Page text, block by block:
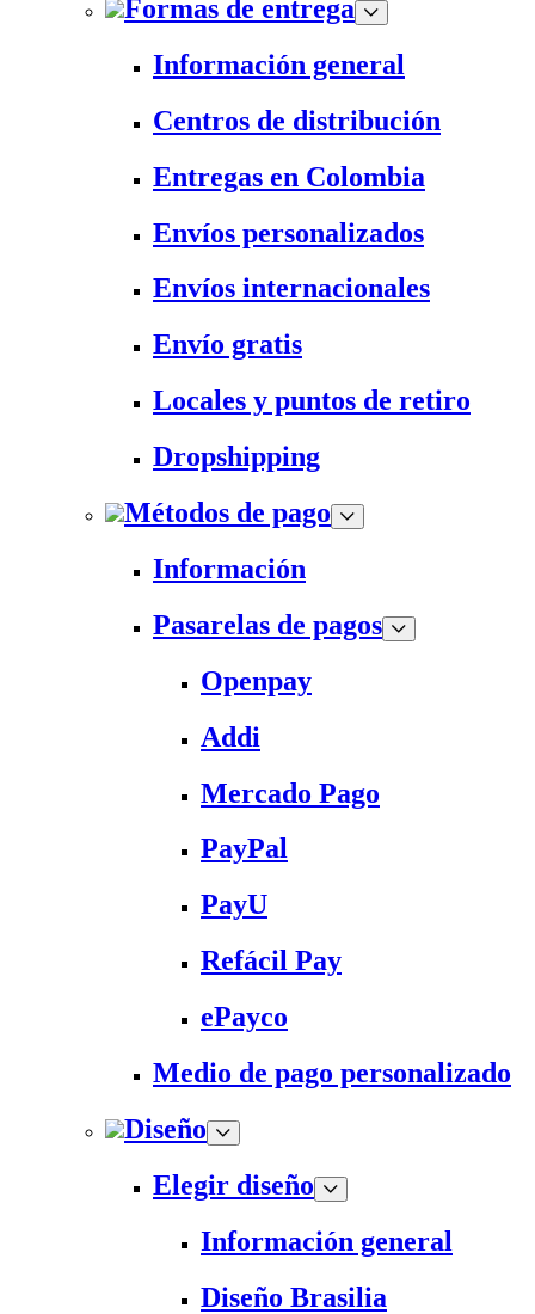
Formas de entrega
Información general
Centros de distribución
Entregas en Colombia
Envíos personalizados
Envíos internacionales
Envío gratis
Locales y puntos de retiro
Dropshipping
Métodos de pago
Información
Pasarelas de pagos
Openpay
Addi
Mercado Pago
PayPal
PayU
Refácil Pay
ePayco
Medio de pago personalizado
Diseño
Elegir diseño
Información general
Diseño Brasilia